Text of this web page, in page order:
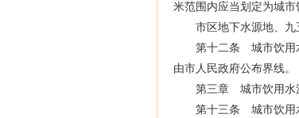
米范围内应当划定为城市
市区地下水源地、九五
第十二条 城市饮用水
由市人民政府公布界线。
第三章 城市饮用水
第十三条 城市饮用水